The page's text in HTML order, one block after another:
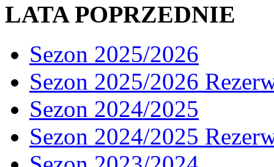
LATA POPRZEDNIE
Sezon 2025/2026
Sezon 2025/2026
Sezon 2024/2025
Sezon 2024/2025